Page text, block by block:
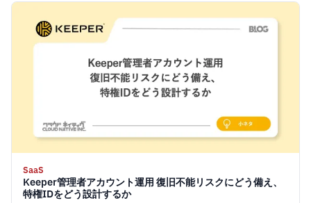
SaaS
Keeper管理者アカウント運用 復旧不能リスクにどう備え、
特権IDをどう設計するか